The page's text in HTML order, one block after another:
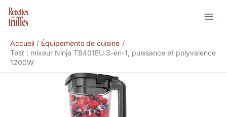
Aller
Accueil
Équipements de cuisine
Test : mixeur Ninja TB401EU 3-en-1, puissance et polyvalence
1200W
Rechercher